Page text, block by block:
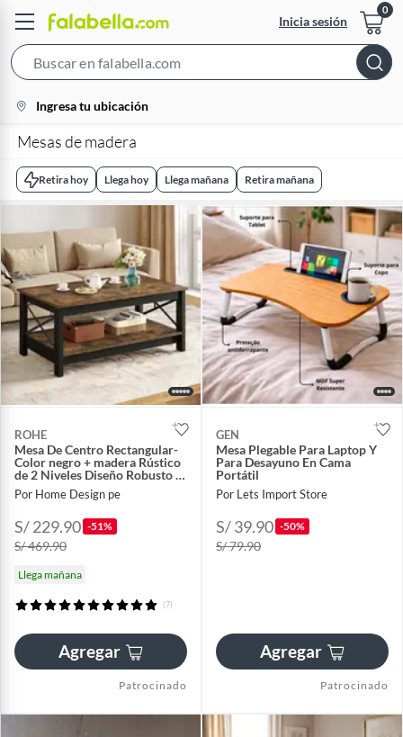
Inicia sesión
Bar
location-
icon
Ingresa tu ubicación
Mesas de madera
Retira hoy Llega hoy Llega mañana Retira mañana
ROHE
Mesa De Centro Rectangular-
Color negro + madera Rústico
de 2 Niveles Diseño Robusto y
Fácil de Armar
Por Home Design pe
S/ 229.90 -51%
S/ 469.90
Llega mañana
(7)
Agregar
Patrocinado
GEN
Mesa Plegable Para Laptop Y
Para Desayuno En Cama
Portátil
Por Lets Import Store
S/ 39.90 -50%
S/ 79.90
Agregar
Patrocinado